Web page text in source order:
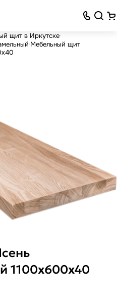
щит в Иркутске
Мебельный щит
1100х600х40